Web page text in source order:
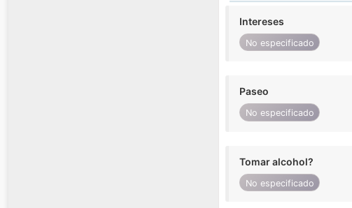
Intereses
No especificado
Paseo
No especificado
Tomar alcohol?
No especificado